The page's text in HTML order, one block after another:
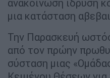
ανακοίνωση ίδρυση
μια κατάσταση
Την Παρασκευή
από τον πρώην
σύσταση μιας